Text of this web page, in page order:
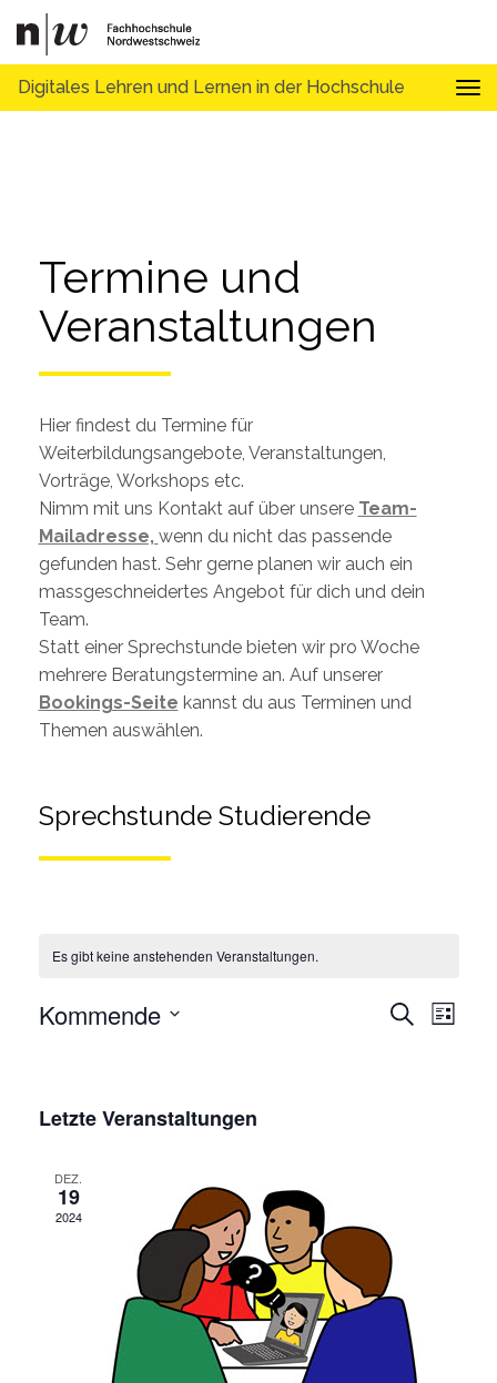
Digitales Lehren und Lernen in der Hochschule
Termine und
Veranstaltungen
Hier findest du Termine für
Weiterbildungsangebote, Veranstaltungen,
Vorträge, Workshops etc.
Nimm mit uns Kontakt auf über unsere Team-
Mailadresse, wenn du nicht das passende
gefunden hast. Sehr gerne planen wir auch ein
massgeschneidertes Angebot für dich und dein
Team.
Statt einer Sprechstunde bieten wir pro Woche
mehrere Beratungstermine an. Auf unserer
Bookings-Seite kannst du aus Terminen und
Themen auswählen.
Sprechstunde Studierende
Es gibt keine anstehenden Veranstaltungen.
Suche
Liste
Kommende
Datum
Letzte Veranstaltungen
DEZ.
19
2024